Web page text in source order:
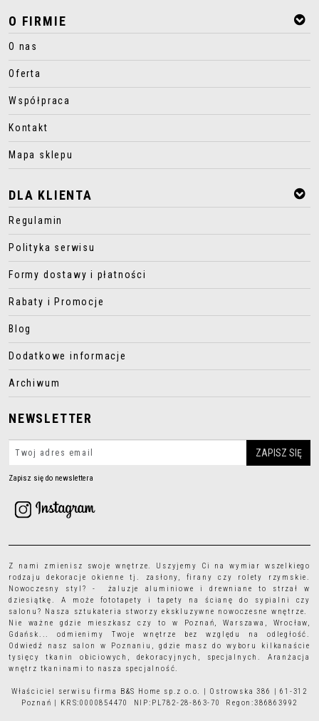
O FIRMIE
O nas
Oferta
Współpraca
Kontakt
Mapa sklepu
DLA KLIENTA
Regulamin
Polityka serwisu
Formy dostawy i płatności
Rabaty i Promocje
Blog
Dodatkowe informacje
Archiwum
NEWSLETTER
Zapisz się do newslettera
Z nami zmienisz swoje wnętrze. Uszyjemy Ci na wymiar wszelkiego
rodzajudekoracje okienne tj. zasłony, firany czy rolety rzymskie.
Nowoczesny styl? - żaluzje aluminiowe i drewniane to strzał w
dziesiątkę. A może fototapety i tapety
na ścianę do sypialni czy
salonu? Nasza sztukateria stworzy ekskluzywne nowoczesne wnętrze.
Nie ważne gdzie mieszkasz czy to w Poznań, Warszawa, Wrocław,
Gdańsk... odmienimy Twoje wnętrze bez względu na odległość.
Odwiedź nasz salon w Poznaniu, gdzie masz do wyboru kilkanaście
tysięcytkanin obiciowych , dekoracyjnych, specjalnych. Aranżacja
wnętrz tkaninami to nasza specjalność.
Właściciel serwisu firma B&S Home sp.z o.o. | Ostrowska 386 | 61-312
Poznań | KRS:0000854470 NIP:PL782-28-863-70 Regon:386863992